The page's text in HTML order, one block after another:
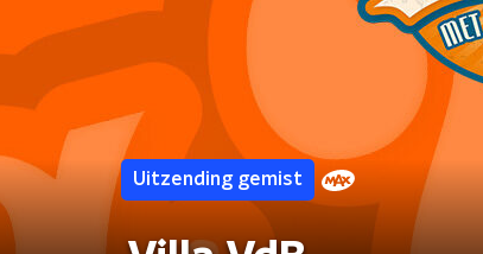
Uitzending gemist